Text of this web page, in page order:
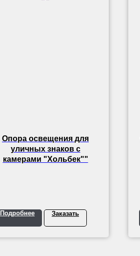
Опора освещения для
уличных знаков с
камерами "Хольбек""
Подробнее Заказать